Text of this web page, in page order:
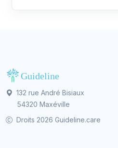
132 rue André Bisiaux
54320 Maxéville
Droits 2026 Guideline.care